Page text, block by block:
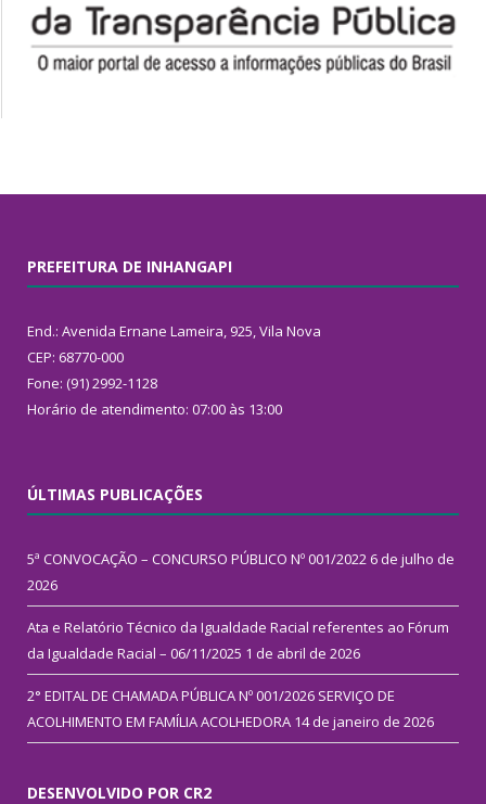
PREFEITURA DE INHANGAPI
End.: Avenida Ernane Lameira, 925, Vila Nova
CEP: 68770-000
Fone: (91) 2992-1128
Horário de atendimento: 07:00 às 13:00
ÚLTIMAS PUBLICAÇÕES
5ª CONVOCAÇÃO – CONCURSO PÚBLICO Nº 001/2022 6 de julho de
2026
Ata e Relatório Técnico da Igualdade Racial referentes ao Fórum
da Igualdade Racial – 06/11/2025 1 de abril de 2026
2° EDITAL DE CHAMADA PÚBLICA Nº 001/2026 SERVIÇO DE
ACOLHIMENTO EM FAMÍLIA ACOLHEDORA 14 de janeiro de 2026
DESENVOLVIDO POR CR2